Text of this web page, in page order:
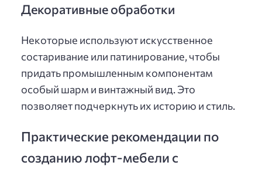
Декоративные обработки
Некоторые используют искусственное
состаривание или патинирование, чтобы
придать промышленным компонентам
особый шарм и винтажный вид. Это
позволяет подчеркнуть их историю и стиль.
Практические рекомендации по
созданию лофт-мебели с